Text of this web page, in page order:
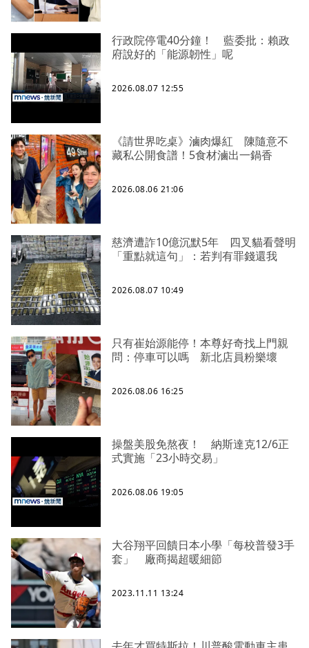
行政院停電40分鐘！ 藍委批：賴政
府說好的「能源韌性」呢
2026.08.07 12:55
《請世界吃桌》滷肉爆紅 陳隨意不
藏私公開食譜！5食材滷出一鍋香
2026.08.06 21:06
慈濟遭詐10億沉默5年 四叉貓看聲明
「重點就這句」：若判有罪錢還我
2026.08.07 10:49
只有崔始源能停！本尊好奇找上門親
問：停車可以嗎 新北店員粉樂壞
2026.08.06 16:25
操盤美股免熬夜！ 納斯達克12/6正
式實施「23小時交易」
2026.08.06 19:05
大谷翔平回饋日本小學「每校普發3手
套」 廠商揭超暖細節
2023.11.11 13:24